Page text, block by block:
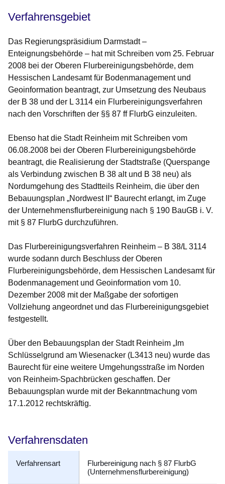
Verfahrensgebiet
Das Regierungspräsidium Darmstadt –
Enteignungsbehörde – hat mit Schreiben vom 25. Februar
2008 bei der Oberen Flurbereinigungsbehörde, dem
Hessischen Landesamt für Bodenmanagement und
Geoinformation beantragt, zur Umsetzung des Neubaus
der B 38 und der L 3114 ein Flurbereinigungsverfahren
nach den Vorschriften der §§ 87 ff FlurbG einzuleiten.
Ebenso hat die Stadt Reinheim mit Schreiben vom
06.08.2008 bei der Oberen Flurbereinigungsbehörde
beantragt, die Realisierung der Stadtstraße (Querspange
als Verbindung zwischen B 38 alt und B 38 neu) als
Nordumgehung des Stadtteils Reinheim, die über den
Bebauungsplan „Nordwest II“ Baurecht erlangt, im Zuge
der Unternehmensflurbereinigung nach § 190 BauGB i. V.
mit § 87 FlurbG durchzuführen.
Das Flurbereinigungsverfahren Reinheim – B 38/L 3114
wurde sodann durch Beschluss der Oberen
Flurbereinigungsbehörde, dem Hessischen Landesamt für
Bodenmanagement und Geoinformation vom 10.
Dezember 2008 mit der Maßgabe der sofortigen
Vollziehung angeordnet und das Flurbereinigungsgebiet
festgestellt.
Über den Bebauungsplan der Stadt Reinheim „Im
Schlüsselgrund am Wiesenacker (L3413 neu) wurde das
Baurecht für eine weitere Umgehungsstraße im Norden
von Reinheim-Spachbrücken geschaffen. Der
Bebauungsplan wurde mit der Bekanntmachung vom
17.1.2012 rechtskräftig.
Verfahrensdaten
Verfahrensart
Flurbereinigung nach § 87 FlurbG
(Unternehmensflurbereinigung)